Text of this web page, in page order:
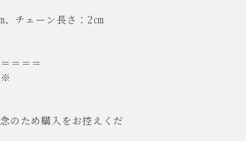
チェーン長さ：2㎝
＝＝＝
のため購入をお控えくだ